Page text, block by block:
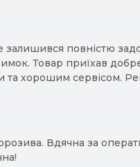
залишився повністю
Товар приїхав
та хорошим сервісом.
Вдячна за